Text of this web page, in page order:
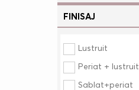
FINISAJ
Lustruit
Periat + lustruit
Sablat+periat